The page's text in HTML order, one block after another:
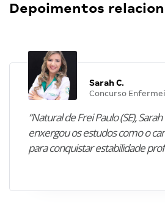
Depoimentos
Sarah C.
Concurso
“Natural de Frei Paulo (SE),
enxergou os estudos como o
para conquistar estabilidade